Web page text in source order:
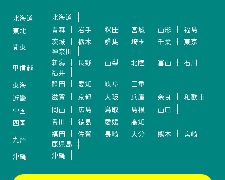
北海道
北海道
東北
青森 岩手 秋田 宮城 山形
福島
関東
茨城 栃木 群馬 埼玉 千葉
東京
神奈川
甲信越
新潟 長野 山梨 北陸 富山
石川
福井
東海
静岡 愛知 岐阜
三重
近畿
滋賀 京都 大阪 兵庫 奈良
和歌山
中国
岡山 広島 鳥取 島根
山口
四国
香川 徳島 愛媛
高知
九州
福岡 佐賀 長崎 大分 熊本
宮崎
鹿児島
沖縄
沖縄